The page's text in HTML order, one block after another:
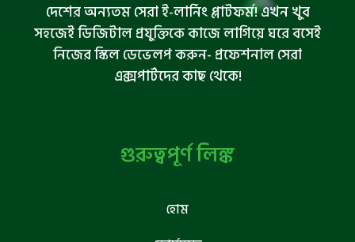
দেশের অন্যতম সেরা ই-লার্নিং প্লাটফর্ম! এখন খুব
সহজেই ডিজিটাল প্রযুক্তিকে কাজে লাগিয়ে ঘরে বসেই
নিজের স্কিল ডেভেলপ করুন- প্রফেশনাল সেরা
এক্সপার্টদের কাছ থেকে!
গুরুত্বপূর্ণ লিঙ্ক
হোম